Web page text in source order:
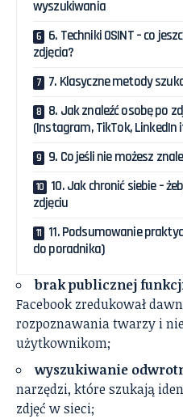
wyszukiwania
6. Techniki OSINT – co
zdjęcia?
7. Klasyczne metody
8. Jak znaleźć osobę po
(Instagram, TikTok, LinkedIn
9. Co jeśli nie możesz
10. Jak chronić siebie –
zdjęciu
11. Podsumowanie
do poradnika)
brak publicznej
Facebook zredukował
rozpoznawania twarzy i
użytkownikom;
wyszukiwanie
narzędzi, które szukają
zdjęć w sieci;